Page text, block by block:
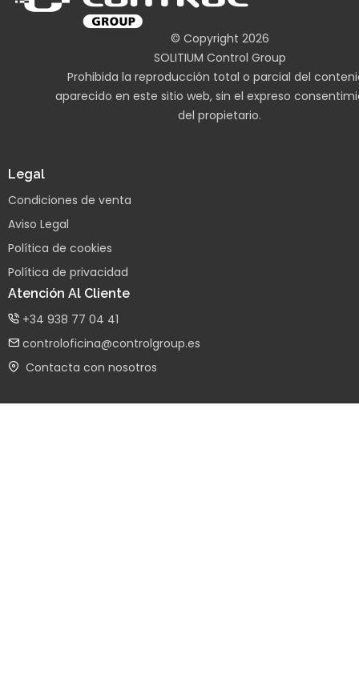
© Copyright 2026
SOLITIUM Control Group
Prohibida la reproducción total o parcial del
aparecido en este sitio web, sin el expreso
del propietario.
Legal
Condiciones de venta
Aviso Legal
Política de cookies
Política de privacidad
Atención Al Cliente
+34 938 77 04 41
controloficina@controlgroup.es
Contacta con nosotros